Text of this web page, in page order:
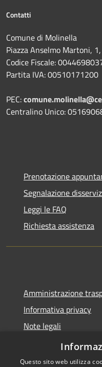
Contatti
Comune di Molinella
Piazza Anselmo Martoni,
Codice Fiscale:
Partita IVA: 00510171200
PEC:
Centralino Unico:
Prenotazione
Segnalazione
Leggi le FAQ
Richiesta assistenza
Amministrazione
Informativa privacy
Note legali
Dichiarazione di
Questo sito web utilizza